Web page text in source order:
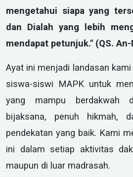
mengetahui siapa yang
dan Dialah yang lebih
mendapat petunjuk." (QS.
Ayat ini menjadi landasan
siswa-siswi MAPK untuk
yang mampu berdakwah
bijaksana, penuh hikmah,
pendekatan yang baik. Kami
ini dalam setiap aktivitas
maupun di luar madrasah.